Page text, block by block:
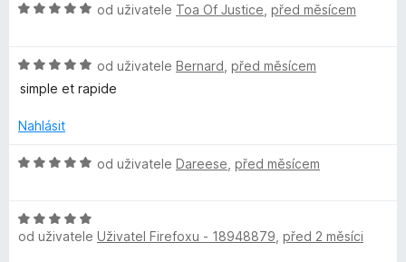
a
s
s
w
o
r
n
e
n
:
z
H
n
o
e
í
z
5
od uživatele Toa Of Justice před měsícem
H
o
n
c
í
:
od uživatele Bernard před měsícem
simple et rapide
Nahlásit
H
n
o
od uživatele Dareese před měsícem
H
o
od uživatele Uživatel Firefoxu - 18948879 před 2 měsíci